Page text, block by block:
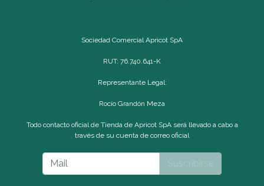
Sociedad Comercial Apricot SpA
RUT: 76.740.641-K
Representante Legal:
Rocío Grandón Meza
Todo contacto oficial de Tienda de Apricot SpA será llevado a cabo a
través de su cuenta de correo oficial